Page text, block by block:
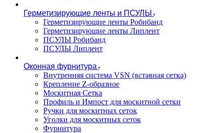
Герметизирующие ленты и ПСУЛЫ
Герметизирующие ленты Робибанд
Герметизирующие ленты Липлент
ПСУЛЫ Робибанд
ПСУЛЫ Липлент
Оконная фурнитура
Внутренняя система VSN (вставная сетка)
Крепление Z-образное
Москитная Сетка
Профиль и Импост для москитной сетки
Ручки для москитных сеток
Уголки для москитных сеток
Фурнитура